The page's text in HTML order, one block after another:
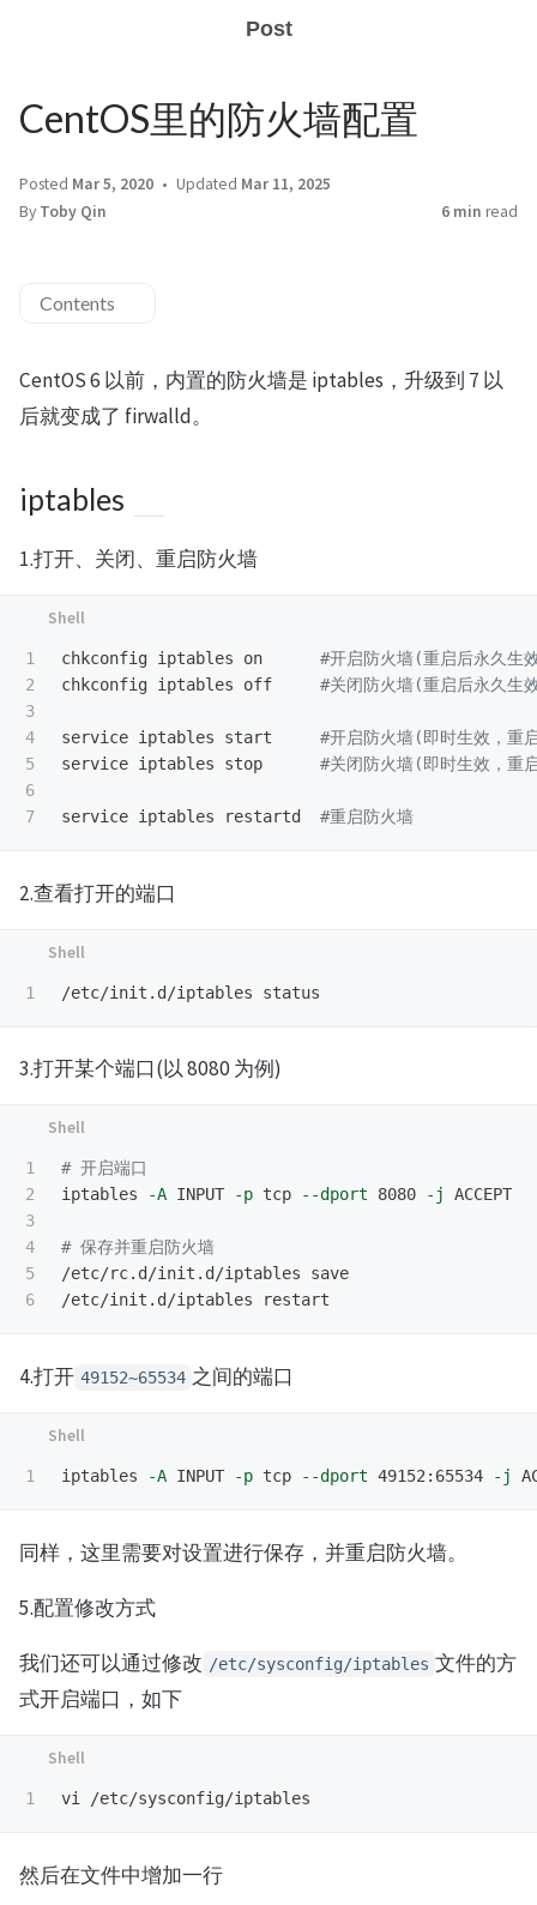
Post
CentOS里的防火墙配置
Posted Mar 5, 2020 Updated Mar 11, 2025
By Toby Qin 6 min read
Contents
CentOS 6 以前，内置的防火墙是 iptables，升级到 7 以
后就变成了 firwalld。
iptables
1.打开、关闭、重启防火墙
1
2
3
4
5
6
chkconfig iptables on #开启防火墙(重启后永久生
chkconfig iptables off #关闭防火墙(重启后永久生
service iptables start #开启防火墙(即时生效，重
service iptables stop #关闭防火墙(即时生效，重
service iptables restartd #重启防火墙
2.查看打开的端口
3.打开某个端口(以 8080 为例)
1
2
3
4
5
# 开启端口
iptables
-A INPUT -p tcp --dport 8080 -j ACCEPT
# 保存并重启防火墙
/etc/rc.d/init.d/iptables save
4.打开 49152~65534 之间的端口
iptables -A INPUT -p tcp --dport 49152:65534 -j
同样，这里需要对设置进行保存，并重启防火墙。
5.配置修改方式
我们还可以通过修改 /etc/sysconfig/iptables 文件的方
式开启端口，如下
然后在文件中增加一行